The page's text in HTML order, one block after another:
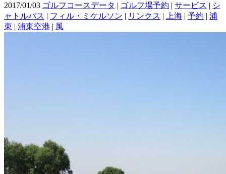
2017/01/03 ゴルフコースデータ | ゴルフ場予約 | サービス | シ
ャトルバス | フィル・ミケルソン | リンクス | 上海 | 予約 | 浦
東 | 浦東空港 | 風